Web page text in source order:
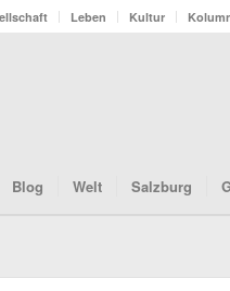
Leben Kultur
Blog Welt Salzburg